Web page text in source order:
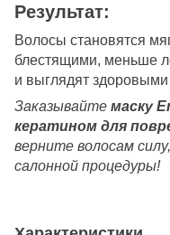
Результат:
Волосы становятся
блестящими, меньше
и выглядят
Заказывайте маску
кератином для
верните волосам
салонной процедуры!